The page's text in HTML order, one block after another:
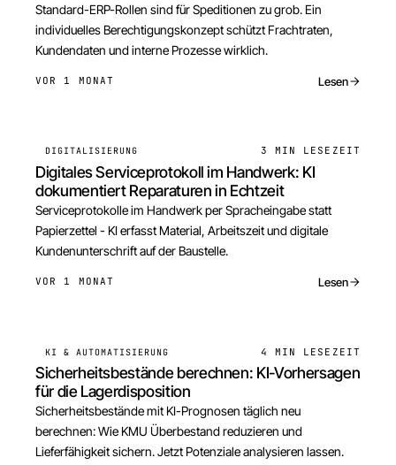
Standard-ERP-Rollen sind für Speditionen zu grob. Ein
individuelles Berechtigungskonzept schützt Frachtraten,
Kundendaten und interne Prozesse wirklich.
VOR 1 MONAT Lesen
DIGITALISIERUNG 3 MIN LESEZEIT
Digitales Serviceprotokoll im Handwerk: KI
dokumentiert Reparaturen in Echtzeit
Serviceprotokolle im Handwerk per Spracheingabe statt
Papierzettel - KI erfasst Material, Arbeitszeit und digitale
Kundenunterschrift auf der Baustelle.
VOR 1 MONAT Lesen
KI & AUTOMATISIERUNG 4 MIN LESEZEIT
Sicherheitsbestände berechnen: KI-Vorhersagen
für die Lagerdisposition
Sicherheitsbestände mit KI-Prognosen täglich neu
berechnen: Wie KMU Überbestand reduzieren und
Lieferfähigkeit sichern. Jetzt Potenziale analysieren lassen.